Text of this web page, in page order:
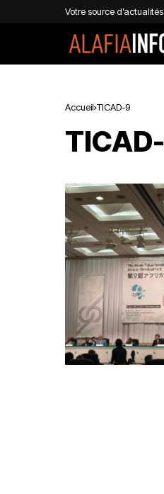
Votre source
Accueil TICAD-9